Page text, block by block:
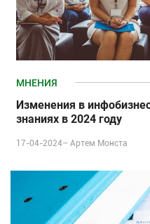
МНЕНИЯ
Изменения в
знаниях в 2024 году
17-04-2024–Артем Монста